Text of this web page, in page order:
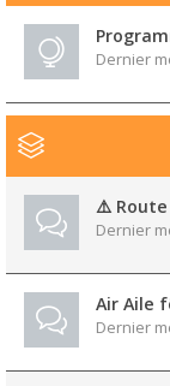
Dernier
⚠️ Route
Dernier
Air Aile
Dernier